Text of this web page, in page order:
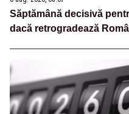
Săptămână decisivă
dacă retrogradează